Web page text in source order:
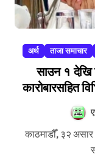
अर्थ ताजा समाचार
साउन १ देखि
कारोबारसहित
काठमाडौँ, ३२ असार । सरकारले आगामी आर्थिक वर्ष २०८३/८४ को